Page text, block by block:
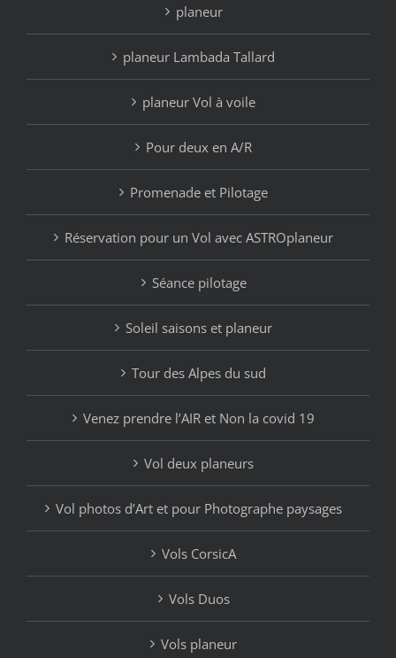
planeur
planeur Lambada Tallard
planeur Vol à voile
Pour deux en A/R
Promenade et Pilotage
Réservation pour un Vol avec ASTROplaneur
Séance pilotage
Soleil saisons et planeur
Tour des Alpes du sud
Venez prendre l’AIR et Non la covid 19
Vol deux planeurs
Vol photos d’Art et pour Photographe paysages
Vols CorsicA
Vols Duos
Vols planeur